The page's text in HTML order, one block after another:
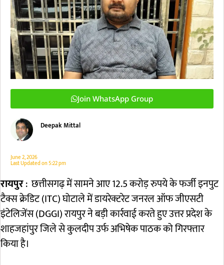
Join WhatsApp Group
Deepak Mittal
June 2, 2026
Last Updated on5:22 pm
रायपुर: छत्तीसगढ़ में सामने आए 12.5 करोड़ रुपये के फर्जी इनपुट
टैक्स क्रेडिट (ITC) घोटाले में डायरेक्टरेट जनरल ऑफ जीएसटी
इंटेलिजेंस (DGGI) रायपुर ने बड़ी कार्रवाई करते हुए उत्तर प्रदेश के
शाहजहांपुर जिले से कुलदीप उर्फ अभिषेक पाठक को गिरफ्तार
किया है।